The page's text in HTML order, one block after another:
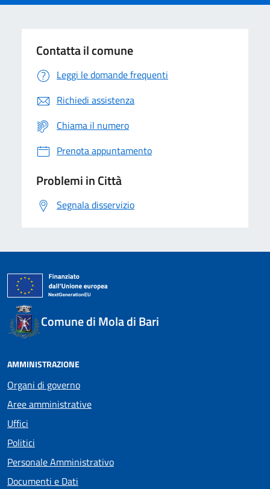
Contatta il comune
Leggi le domande frequenti
Richiedi assistenza
Chiama il numero
Prenota appuntamento
Problemi in Città
Segnala disservizio
Comune di Mola di Bari
AMMINISTRAZIONE
Organi di governo
Aree amministrative
Uffici
Politici
Personale Amministrativo
Documenti e Dati